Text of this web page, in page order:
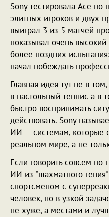
Sony тестировала Ace по
элитных игроков и двух
выиграл 3 из 5 матчей
показывал очень
более поздних
начал побеждать
Главная идея тут не в
в настольный теннис а в
быстро воспринимать
действовать. Sony
ИИ — системам, которые
реальном мире, а не
Если говорить совсем
ИИ из "шахматного
спортсменом с
человек, но в узкой
не хуже, а местами и